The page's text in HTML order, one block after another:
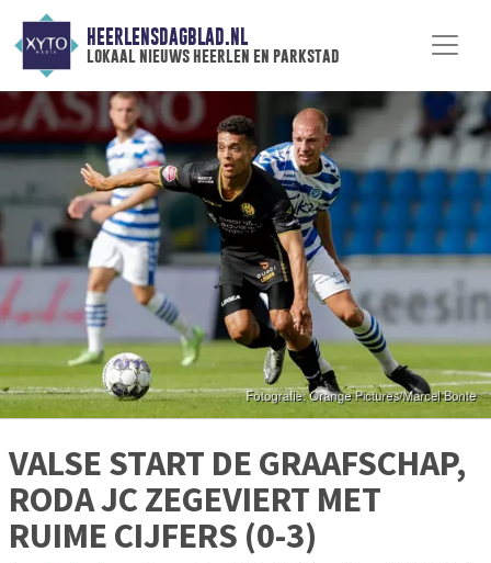
HEERLENSDAGBLAD.NL
lokaal nieuws heerlen en parkstad
VALSE START DE GRAAFSCHAP,
RODA JC ZEGEVIERT MET
RUIME CIJFERS (0-3)